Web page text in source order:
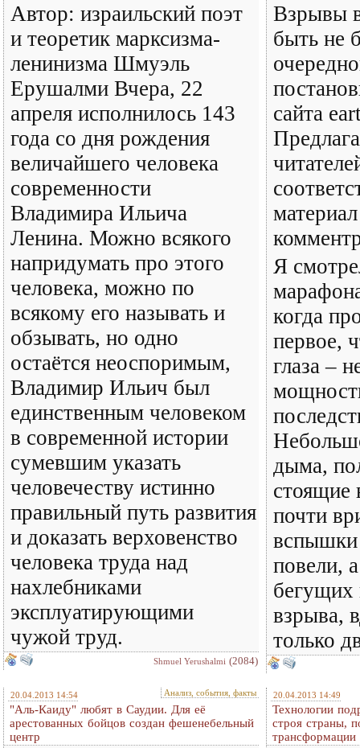
Автор: израильский поэт
и теоретик марксизма-
ленинизма Шмуэль
Ерушалми Вчера, 22
апреля исполнилось 143
года со дня рождения
величайшего человека
современности
Владимира Ильича
Ленина. Можно всякого
напридумать про этого
человека, можно по
всякому его называть и
обзывать, но одно
остаётся неоспоримым,
Владимир Ильич был
единственным человеком
в современной истории
сумевшим указать
человечеству истинно
правильный путь развития
и доказать верховенство
человека труда над
нахлебниками
эксплуатирующими
чужой труд.
Shmuel Yerushalmi (2084)
Взрывы
быть не
сайта
Я
когда
первое,
глаза –
дыма,
стоящие
почти
вспышки
повели,
бегущих
взрыва,
только
20.04.2013 14:54 Анализ, события, факты
"Аль-Каиду" любят в Саудии. Для её
арестованных бойцов создан фешенебельный
центр
20.04.2013 14:49
Технологии
строя страны,
трансформации